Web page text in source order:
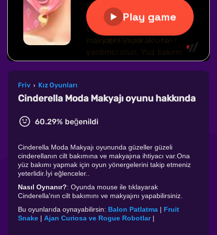
Friv › Kız Oyunları
Cinderella Moda Makyajı oyunu hakkında
60.29% beğenildi
Cinderella Moda Makyajı oyununda güzeller güzeli
cinderellanın cilt bakımına ve makyajına ihtiyacı var.Ona
yüz bakımı yapmak için oyun yönergelerini takip etmeniz
yeterlidir.İyi eğlenceler..
Nasıl Oynanır?: Oyunda mouse ile tıklayarak
Cinderella'nın cilt bakımını ve makyajını yapabilirsiniz.
Bu oyunlarıda oynayabilirsin: Balon Patlatma | Fruit
Snake | Ajan Curiosa ve Rogue Robotlar|